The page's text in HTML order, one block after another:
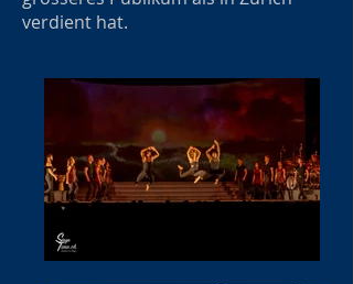
verdient hat.